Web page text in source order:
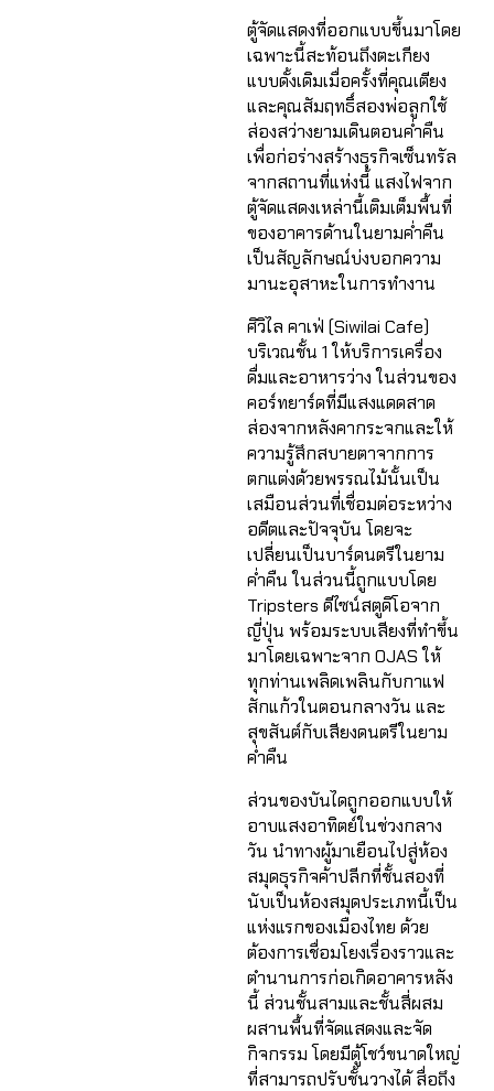
ตู้จัดแสดงที่ออกแบบขึ้นมาโดย
เฉพาะนี้สะท้อนถึงตะเกียง
แบบดั้งเดิมเมื่อครั้งที่คุณเตียง
และคุณสัมฤทธิ์สองพ่อลูกใช้
ส่องสว่างยามเดินตอนค่ำคืน
เพื่อก่อร่างสร้างธุรกิจเซ็นทรัล
จากสถานที่แห่งนี้ แสงไฟจาก
ตู้จัดแสดงเหล่านี้เติมเต็มพื้นที่
ของอาคารด้านในยามค่ำคืน
เป็นสัญลักษณ์บ่งบอกความ
มานะอุสาหะในการทำงาน
ศิวิไล คาเฟ่ (Siwilai Cafe)
บริเวณชั้น 1 ให้บริการเครื่อง
ดื่มและอาหารว่าง ในส่วนของ
คอร์ทยาร์ดที่มีแสงแดดสาด
ส่องจากหลังคากระจกและให้
ความรู้สึกสบายตาจากการ
ตกแต่งด้วยพรรณไม้นั้นเป็น
เสมือนส่วนที่เชื่อมต่อระหว่าง
อดีตและปัจจุบัน โดยจะ
เปลี่ยนเป็นบาร์ดนตรีในยาม
ค่ำคืน ในส่วนนี้ถูกแบบโดย
Tripsters ดีไซน์สตูดิโอจาก
ญี่ปุ่น พร้อมระบบเสียงที่ทำขึ้น
มาโดยเฉพาะจาก OJAS ให้
ทุกท่านเพลิดเพลินกับกาแฟ
สักแก้วในตอนกลางวัน และ
สุขสันต์กับเสียงดนตรีในยาม
ค่ำคืน
ส่วนของบันไดถูกออกแบบให้
อาบแสงอาทิตย์ในช่วงกลาง
วัน นำทางผู้มาเยือนไปสู่ห้อง
สมุดธุรกิจค้าปลีกที่ชั้นสองที่
นับเป็นห้องสมุดประเภทนี้เป็น
แห่งแรกของเมืองไทย ด้วย
ต้องการเชื่อมโยงเรื่องราวและ
ตำนานการก่อเกิดอาคารหลัง
นี้ ส่วนชั้นสามและชั้นสี่ผสม
ผสานพื้นที่จัดแสดงและจัด
กิจกรรม โดยมีตู้โชว์ขนาดใหญ่
ที่สามารถปรับชั้นวางได้ สื่อถึง